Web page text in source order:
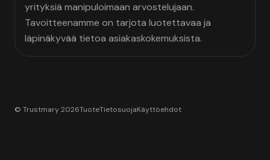
yrityksiä manipuloimaan arvostelujaan.
Tavoitteenamme on tarjota luotettavaa ja
läpinäkyvää tietoa asiakaskokemuksista.
© Trustmary 2026TuoteTietosuojaKäyttöehdot